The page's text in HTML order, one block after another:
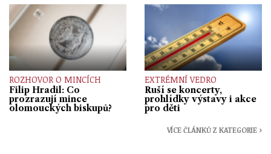
ROZHOVOR O MINCÍCH
Filip Hradil: Co
prozrazují mince
olomouckých biskupů?
EXTRÉMNÍ VEDRO
Ruší se koncerty,
prohlídky výstavy i akce
pro děti
VÍCE ČLÁNKŮ Z KATEGORIE ›